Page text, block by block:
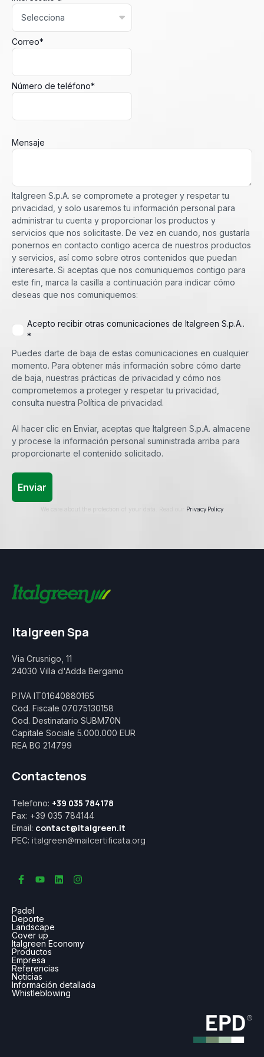
Correo*
Número de teléfono*
Mensaje
Italgreen S.p.A. se compromete a proteger y respetar tu
privacidad, y solo usaremos tu información personal para
administrar tu cuenta y proporcionar los productos y
servicios que nos solicitaste. De vez en cuando, nos gustaría
ponernos en contacto contigo acerca de nuestros productos
y servicios, así como sobre otros contenidos que puedan
interesarte. Si aceptas que nos comuniquemos contigo para
este fin, marca la casilla a continuación para indicar cómo
deseas que nos comuniquemos:
Acepto recibir otras comunicaciones de Italgreen S.p.A..
*
Puedes darte de baja de estas comunicaciones en cualquier
momento. Para obtener más información sobre cómo darte
de baja, nuestras prácticas de privacidad y cómo nos
comprometemos a proteger y respetar tu privacidad,
consulta nuestra Política de privacidad.
Al hacer clic en Enviar, aceptas que Italgreen S.p.A. almacene
y procese la información personal suministrada arriba para
proporcionarte el contenido solicitado.
Privacy Policy
Italgreen Spa
Via Crusnigo, 11
24030 Villa d'Adda Bergamo
P.IVA IT01640880165
Cod. Fiscale 07075130158
Cod. Destinatario SUBM70N
Capitale Sociale 5.000.000 EUR
REA BG 214799
Contactenos
Telefono: +39 035 784178
Fax: +39 035 784144
Email: contact@italgreen.it
PEC: italgreen@mailcertificata.org
Padel
Deporte
Landscape
Cover up
Italgreen Economy
Productos
Empresa
Referencias
Noticias
Información detallada
Whistleblowing